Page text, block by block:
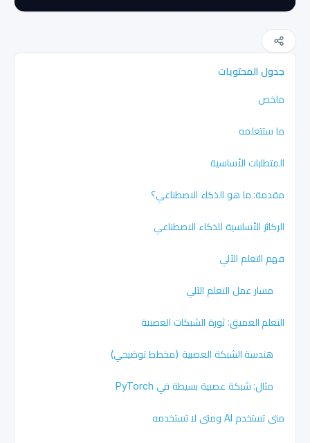
جدول المحتويات
ملخص
ما ستتعلمه
المتطلبات الأساسية
مقدمة: ما هو الذكاء الاصطناعي؟
الركائز الأساسية للذكاء الاصطناعي
فهم التعلم الآلي
مسار عمل التعلم الآلي
التعلم العميق: ثورة الشبكات العصبية
هندسة الشبكة العصبية (مخطط توضيحي)
مثال: شبكة عصبية بسيطة في PyTorch
متى تستخدم AI ومتى لا تستخدمه